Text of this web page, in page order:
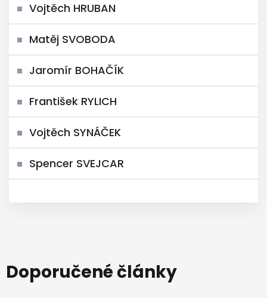
Vojtěch HRUBAN
Matěj SVOBODA
Jaromír BOHAČÍK
František RYLICH
Vojtěch SYNÁČEK
Spencer SVEJCAR
Doporučené články